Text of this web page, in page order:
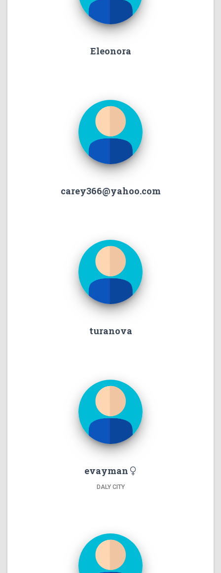
Eleonora
carey366@yahoo.com
turanova
evayman
DALY CITY